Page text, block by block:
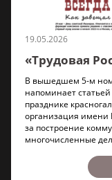
19.05.2026
«Трудовая
В вышедшем 5-м
напоминает
празднике
организация
за построение
многочисленные